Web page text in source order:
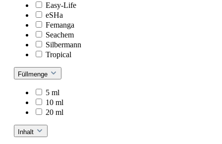
Easy-Life
eSHa
Femanga
Seachem
Silbermann
Tropical
Füllmenge
5 ml
10 ml
20 ml
Inhalt